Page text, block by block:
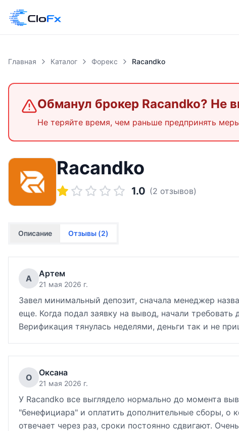
Главная Каталог Форекс Racandko
Обманул брокер Racandko? Не
Не теряйте время, чем раньше предпринять
Racandko
1.0 (2 отзывов)
Описание Отзывы (2)
А Артем
21 мая 2026 г.
Завел минимальный депозит, сначала менеджер
еще. Когда подал заявку на вывод, начали
Верификация тянулась неделями, деньги так и не
О Оксана
21 мая 2026 г.
У Racandko все выглядело нормально до момента
"бенефициара" и оплатить дополнительные сборы,
отвечает через раз, сроки постоянно сдвигают.